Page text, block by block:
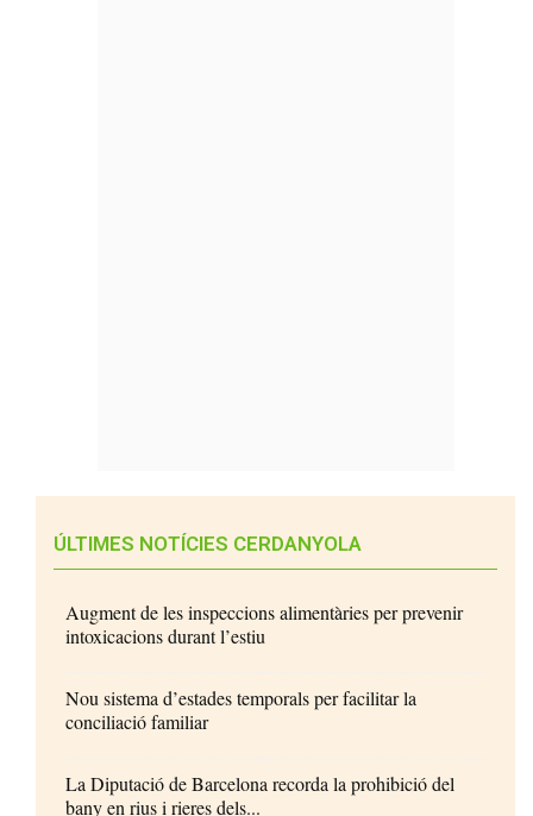
ÚLTIMES NOTÍCIES CERDANYOLA
Augment de les inspeccions alimentàries per prevenir
intoxicacions durant l’estiu
Nou sistema d’estades temporals per facilitar la
conciliació familiar
La Diputació de Barcelona recorda la prohibició del
bany en rius i rieres dels...